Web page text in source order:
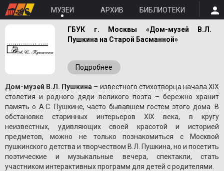
МУЗЕИ АРХИВ БИБЛИОТЕКИ
ГБУК г. Москвы «Дом-музей В.Л.
Пушкина на Старой Басманной»
Подробнее
Дом-музей В.Л. Пушкина – известного стихотворца начала XIX
столетия и родного дяди великого поэта – бережно хранит
память о A.С. Пушкине, часто бывавшем гостем этого дома. В
обстановке старинных интерьеров XIX века, в кругу
неизвестных, удивляющих своей красотой и историей
предметов, можно не только познакомиться с Москвой
пушкинского детства и творчеством В.Л. Пушкина, но и посетить
поэтические и музыкальные вечера, спектакли, стать
участником интерактивных программ для детей с родителями.